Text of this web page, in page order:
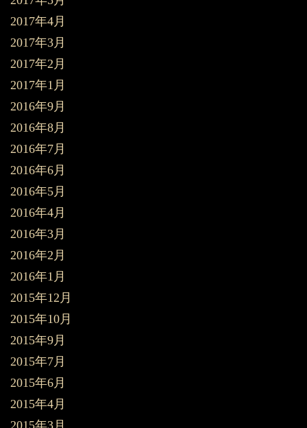
2017年4月
2017年3月
2017年2月
2017年1月
2016年9月
2016年8月
2016年7月
2016年6月
2016年5月
2016年4月
2016年3月
2016年2月
2016年1月
2015年12月
2015年10月
2015年9月
2015年7月
2015年6月
2015年4月
2015年3月